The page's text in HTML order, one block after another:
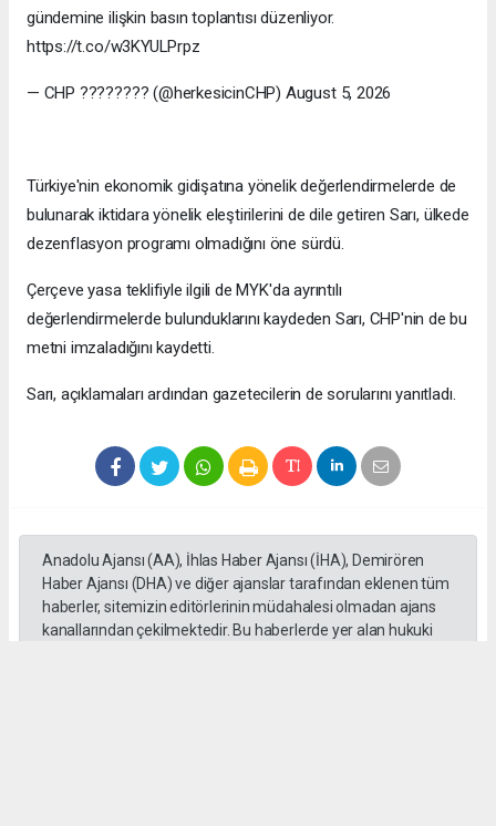
gündemine ilişkin basın toplantısı düzenliyor.
https://t.co/w3KYULPrpz
— CHP ???????? (@herkesicinCHP) August 5, 2026
Türkiye'nin ekonomik gidişatına yönelik değerlendirmelerde de
bulunarak iktidara yönelik eleştirilerini de dile getiren Sarı, ülkede
dezenflasyon programı olmadığını öne sürdü.
Çerçeve yasa teklifiyle ilgili de MYK'da ayrıntılı
değerlendirmelerde bulunduklarını kaydeden Sarı, CHP'nin de bu
metni imzaladığını kaydetti.
Sarı, açıklamaları ardından gazetecilerin de sorularını yanıtladı.
Anadolu Ajansı (AA), İhlas Haber Ajansı (İHA), Demirören
Haber Ajansı (DHA) ve diğer ajanslar tarafından eklenen tüm
haberler, sitemizin editörlerinin müdahalesi olmadan ajans
kanallarından çekilmektedir. Bu haberlerde yer alan hukuki